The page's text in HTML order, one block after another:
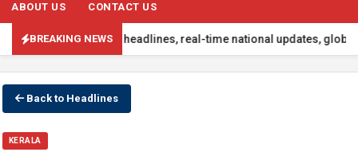
ABOUT US CONTACT US
BREAKING NEWS
with the latest headlines, real-time national updates, global
Back to Headlines
KERALA